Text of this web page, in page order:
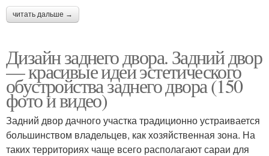
читать дальше →
Дизайн заднего двора. Задний двор
— красивые идеи эстетического
обустройства заднего двора (150
фото и видео)
Задний двор дачного участка традиционно устраивается
большинством владельцев, как хозяйственная зона. На
таких территориях чаще всего располагают сараи для